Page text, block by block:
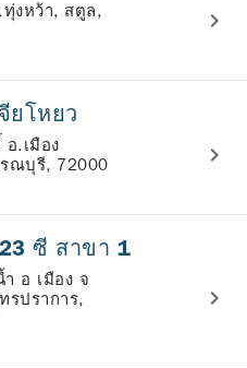
งหว้า, สตูล,
ยโหยว
.เมือง
ณบุรี, 72000
ซี สาขา 1
อ เมือง จ
รปราการ,